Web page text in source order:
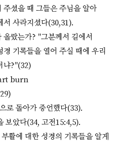
셨을 때 그들은 주님을 알아
서 사라지셨다(30,31).
랐는가? "그분께서 길에서
기록들을 열어 주실 때에 우리
냐?"(32)
burn
로 돌아가 증언했다(33).
보았다(34, 고전15:4,5).
활에 대한 성경의 기록들을 알게